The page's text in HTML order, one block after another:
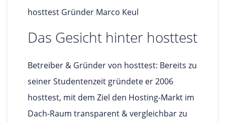
hosttest Gründer Marco Keul
Das Gesicht hinter hosttest
Betreiber & Gründer von hosttest: Bereits zu
seiner Studentenzeit gründete er 2006
hosttest, mit dem Ziel den Hosting-Markt im
Dach-Raum transparent & vergleichbar zu